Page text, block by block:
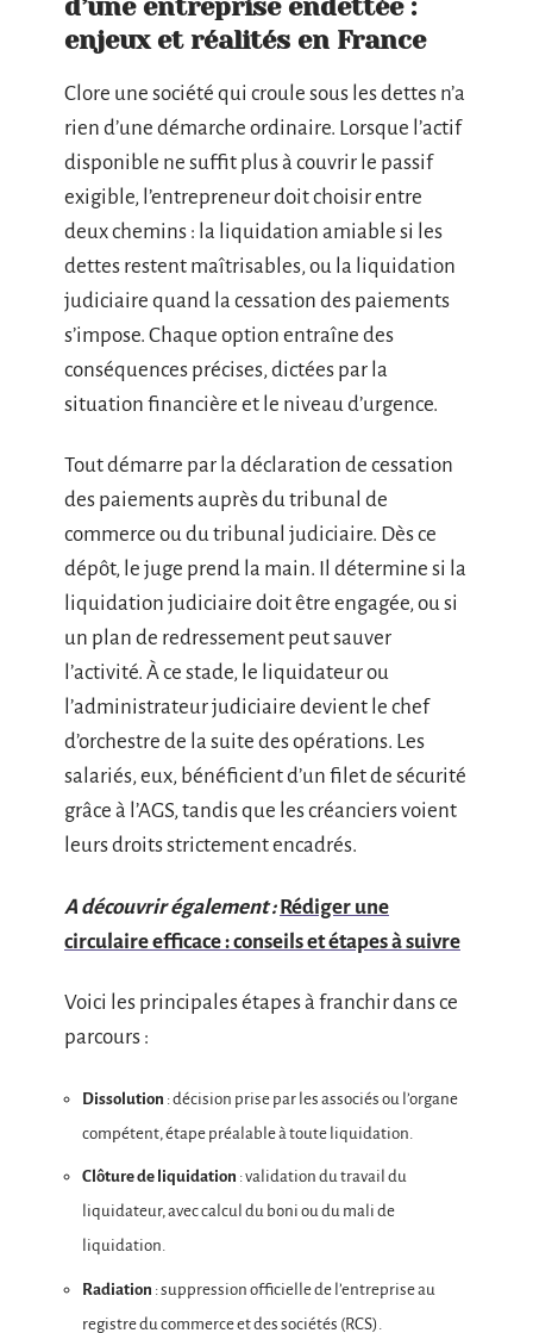
d’une entreprise endettée :
enjeux et réalités en France
Clore une société qui croule sous les dettes n’a
rien d’une démarche ordinaire. Lorsque l’actif
disponible ne suffit plus à couvrir le passif
exigible, l’entrepreneur doit choisir entre
deux chemins : la liquidation amiable si les
dettes restent maîtrisables, ou la liquidation
judiciaire quand la cessation des paiements
s’impose. Chaque option entraîne des
conséquences précises, dictées par la
situation financière et le niveau d’urgence.
Tout démarre par la déclaration de cessation
des paiements auprès du tribunal de
commerce ou du tribunal judiciaire. Dès ce
dépôt, le juge prend la main. Il détermine si la
liquidation judiciaire doit être engagée, ou si
un plan de redressement peut sauver
l’activité. À ce stade, le liquidateur ou
l’administrateur judiciaire devient le chef
d’orchestre de la suite des opérations. Les
salariés, eux, bénéficient d’un filet de sécurité
grâce à l’AGS, tandis que les créanciers voient
leurs droits strictement encadrés.
A découvrir également : Rédiger une
circulaire efficace : conseils et étapes à suivre
Voici les principales étapes à franchir dans ce
parcours :
Dissolution : décision prise par les associés ou l’organe
compétent, étape préalable à toute liquidation.
Clôture de liquidation : validation du travail du
liquidateur, avec calcul du boni ou du mali de
liquidation.
Radiation : suppression officielle de l’entreprise au
registre du commerce et des sociétés (RCS).